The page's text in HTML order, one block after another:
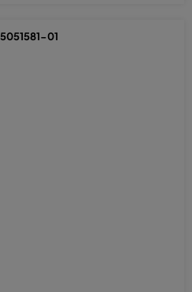
5051581-01